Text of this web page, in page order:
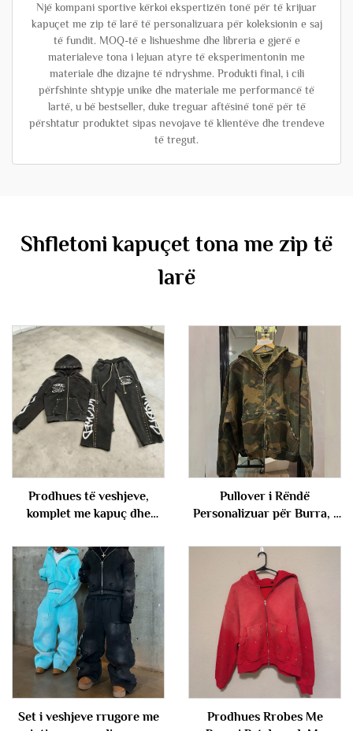
Një kompani sportive kërkoi ekspertizën tonë për të krijuar
kapuçet me zip të larë të personalizuara për koleksionin e saj
të fundit. MOQ-të e lishueshme dhe libreria e gjerë e
materialeve tona i lejuan atyre të eksperimentonin me
materiale dhe dizajne të ndryshme. Produkti final, i cili
përfshinte shtypje unike dhe materiale me performancë të
lartë, u bë bestseller, duke treguar aftësinë tonë për të
përshtatur produktet sipas nevojave të klientëve dhe trendeve
të tregut.
Shfletoni kapuçet tona me zip të
larë
Prodhues të veshjeve,
komplet me kapuç dhe
mbishkrim, përpunim të
shkrifur, me riveta dhe
fermoar, për stil urban
Pullover i Rëndë
Personalizuar për Burra, i
Dëmtuar, me Zip, i
Përshtatshëm për të Dyja
Gjinët
Set i veshjeve rrugore me
Prodhues Rrobes Me